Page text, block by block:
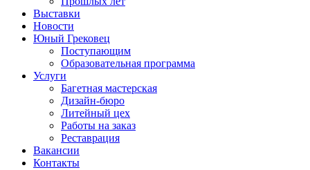
Выставки
Новости
Юный Грековец
Поступающим
Образовательная программа
Услуги
Багетная мастерская
Дизайн-бюро
Литейный цех
Работы на заказ
Реставрация
Вакансии
Контакты